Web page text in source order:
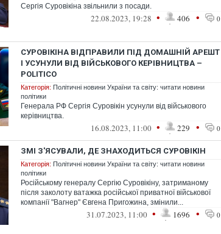
Сергія Суровікіна звільнили з посади.
22.08.2023, 19:28 • 406 • 0
СУРОВІКІНА ВІДПРАВИЛИ ПІД ДОМАШНІЙ АРЕШТ
І УСУНУЛИ ВІД ВІЙСЬКОВОГО КЕРІВНИЦТВА –
POLITICO
Категорія: Політичні новини України та світу: читати новини
політики
Генерала РФ Сергія Суровікін усунули від військового
керівництва.
16.08.2023, 11:00 • 229 • 0
ЗМІ З'ЯСУВАЛИ, ДЕ ЗНАХОДИТЬСЯ СУРОВІКІН
Категорія: Політичні новини України та світу: читати новини
політики
Російському генералу Сергію Суровікіну, затриманому
після заколоту ватажка російської приватної військової
компанії "Вагнер" Євгена Пригожина, змінили...
31.07.2023, 11:00 • 1696 • 0